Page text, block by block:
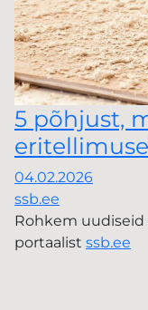
5 põhjust,
04.02.2026
ssb.ee
Rohkem uudiseid
portaalist ssb.ee